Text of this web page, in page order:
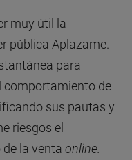
muy útil la
pública Aplazame.
para
comportamiento de
sus pautas y
riesgos el
la venta online.